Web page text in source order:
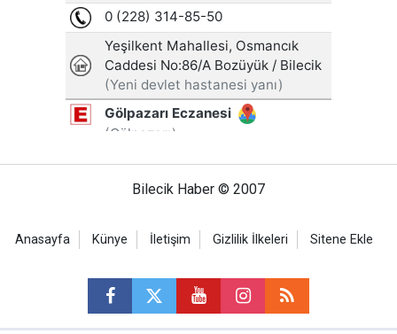
Bilecik Haber © 2007
Anasayfa Künye İletişim Gizlilik İlkeleri Sitene Ekle